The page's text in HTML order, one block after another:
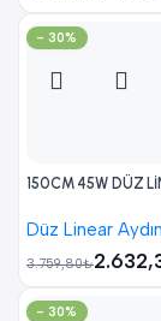
- 30%
150CM 45W DÜZ
Düz Linear
3.759,80₺
- 30%